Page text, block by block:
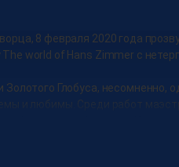
8 февраля 2020 года
world of Hans Zimmer с
Глобуса, несомненно,
и любимы. Среди работ
— Мир Ханса ЦИММЕРА»